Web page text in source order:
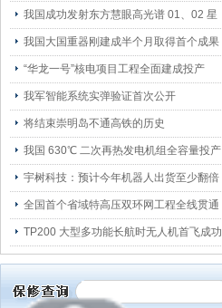
我国成功发射东方慧眼高光谱 01、02 星
我国大国重器刚建成半个月取得首个成果
“华龙一号”核电项目工程全面建成投产
我军智能系统实弹验证首次公开
将结束崇明岛不通高铁的历史
我国 630℃ 二次再热发电机组全容量投产
宇树科技：预计今年机器人出货至少翻倍
全国首个省域特高压双环网工程全线贯通
TP200 大型多功能长航时无人机首飞成功